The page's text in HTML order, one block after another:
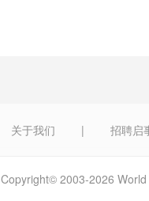
关于我们 | 招聘启
Copyright© 2003-2026